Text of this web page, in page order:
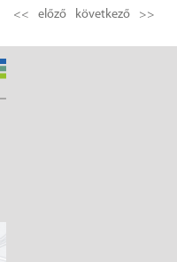
<< előző következő >>